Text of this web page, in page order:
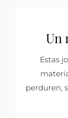
Un
Estas
perduren,